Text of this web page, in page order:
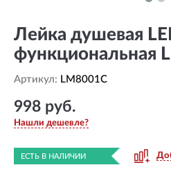
Лейка душевая
функциональная
Артикул: LM8001C
998 руб.
Нашли дешевле?
ЕСТЬ В НАЛИЧИИ